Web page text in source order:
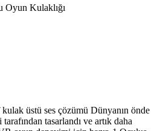
Oyun Kulaklığı
üstü ses çözümü Dünyanın önde
tasarlandı ve artık daha